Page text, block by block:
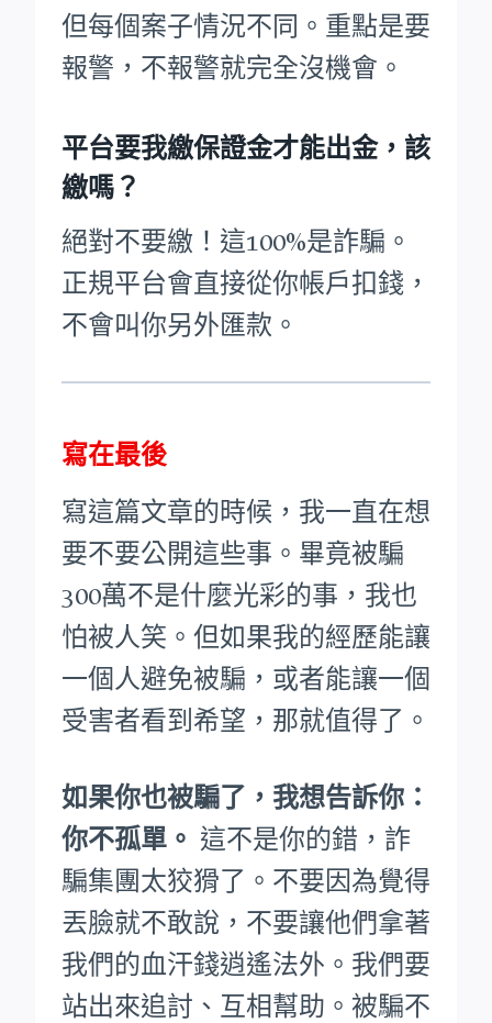
但每個案子情況不同。重點是要
報警，不報警就完全沒機會。
平台要我繳保證金才能出金，該
繳嗎？
絕對不要繳！這100%是詐騙。
正規平台會直接從你帳戶扣錢，
不會叫你另外匯款。
寫在最後
寫這篇文章的時候，我一直在想
要不要公開這些事。畢竟被騙
300萬不是什麼光彩的事，我也
怕被人笑。 但如果我的經歷能讓
一個人避免被騙，或者能讓一個
受害者看到希望，那就值得了。
如果你也被騙了，我想告訴你：
你不孤單。 這不是你的錯，詐
騙集團太狡猾了。不要因為覺得
丟臉就不敢說，不要讓他們拿著
我們的血汗錢逍遙法外。 我們要
站出來追討、互相幫助。被騙不